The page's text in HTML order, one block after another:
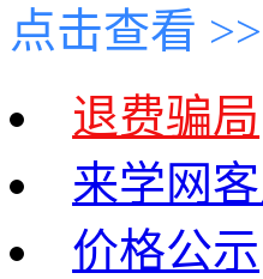
点击查看 >>
退费骗局
来学网
价格公示